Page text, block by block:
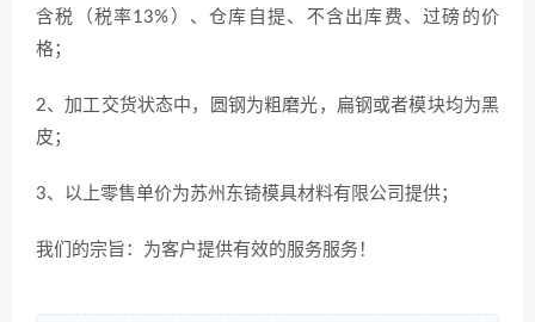
含税（税率13%）、仓库自提、不含出库费、过磅的价
格；
2、加工交货状态中，圆钢为粗磨光，扁钢或者模块均为黑
皮；
3、以上零售单价为苏州东锜模具材料有限公司提供；
我们的宗旨：为客户提供有效的服务服务！